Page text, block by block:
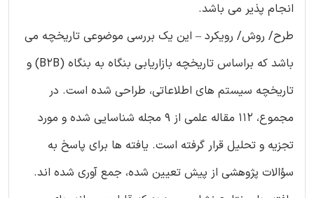
انجام پذیر می باشد.
طرح/ روش/ رویکرد – این یک بررسی موضوعی تاریخچه می
باشد که براساس تاریخچه بازاریابی بنگاه به بنگاه (B2B) و
تاریخچه سیستم های اطلاعاتی، طراحی شده است. در
مجموع، 112 مقاله علمی از 9 مجله شناسایی شده و مورد
تجزیه و تحلیل قرار گرفته است. یافته ها برای پاسخ به
سؤالات پژوهشی از پیش تعیین شده، جمع آوری شده اند.